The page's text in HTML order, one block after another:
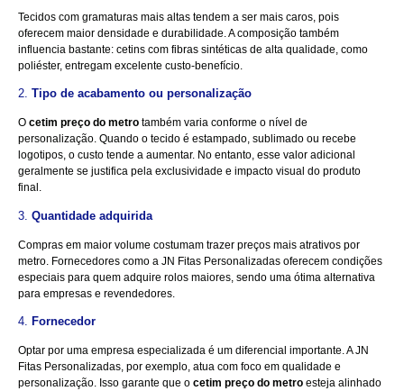
Tecidos com gramaturas mais altas tendem a ser mais caros, pois
oferecem maior densidade e durabilidade. A composição também
influencia bastante: cetins com fibras sintéticas de alta qualidade, como
poliéster, entregam excelente custo-benefício.
2. Tipo de acabamento ou personalização
O cetim preço do metro também varia conforme o nível de
personalização. Quando o tecido é estampado, sublimado ou recebe
logotipos, o custo tende a aumentar. No entanto, esse valor adicional
geralmente se justifica pela exclusividade e impacto visual do produto
final.
3. Quantidade adquirida
Compras em maior volume costumam trazer preços mais atrativos por
metro. Fornecedores como a JN Fitas Personalizadas oferecem condições
especiais para quem adquire rolos maiores, sendo uma ótima alternativa
para empresas e revendedores.
4. Fornecedor
Optar por uma empresa especializada é um diferencial importante. A JN
Fitas Personalizadas, por exemplo, atua com foco em qualidade e
personalização. Isso garante que o cetim preço do metro esteja alinhado